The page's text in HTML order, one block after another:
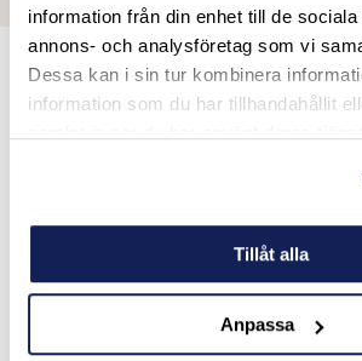
information från din enhet till de
annons- och analysföretag som vi
Dessa kan i sin tur kombinera
information som du har tillhandahållit
Tillåt alla
Anpassa
Skräddarsy din golfresa till
alltid värt resan. Vi hjälper er att boka
biten genom ett av Nordens mest